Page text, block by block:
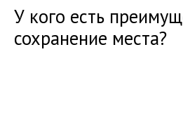
У кого есть
сохранение места?